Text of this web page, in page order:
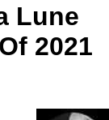
Lune
2021